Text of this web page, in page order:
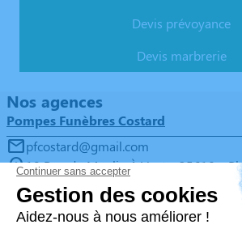
Devis prévoyance
Devis marbrerie
Nos agences
Pompes Funèbres Costard
pfcostard@gmail.com
19 Rue du Moulin À Vent – 35610 –
5/5 – 4 avis
Pompes Funèbres & Marbrerie Costard